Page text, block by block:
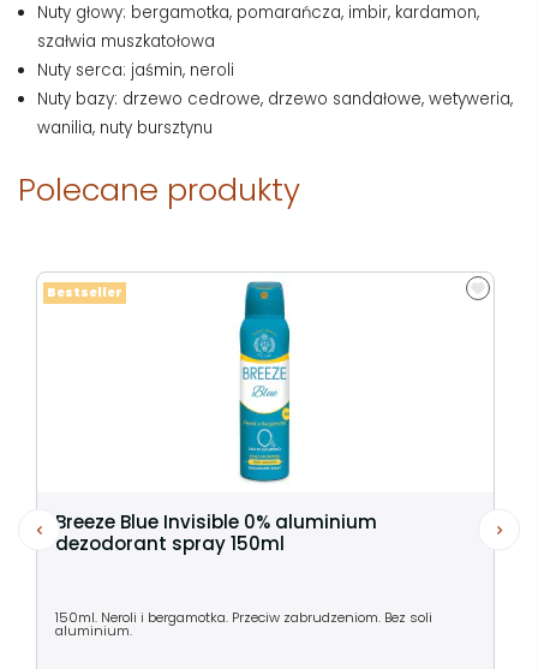
Nuty głowy: bergamotka, pomarańcza, imbir, kardamon,
szałwia muszkatołowa
Nuty serca: jaśmin, neroli
Nuty bazy: drzewo cedrowe, drzewo sandałowe, wetyweria,
wanilia, nuty bursztynu
Polecane produkty
Breeze Blue Invisible 0% aluminium
dezodorant spray 150ml
150ml. Neroli i bergamotka. Przeciw zabrudzeniom. Bez soli
aluminium.
Bestseller